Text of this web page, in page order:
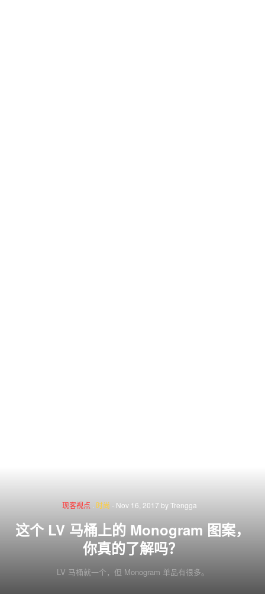
现客视点 时尚 - Nov 16, 2017 byTrengga
这个 LV 马桶上的 Monogram 图案，
你真的了解吗？
LV 马桶就一个，但 Monogram 单品有很多。